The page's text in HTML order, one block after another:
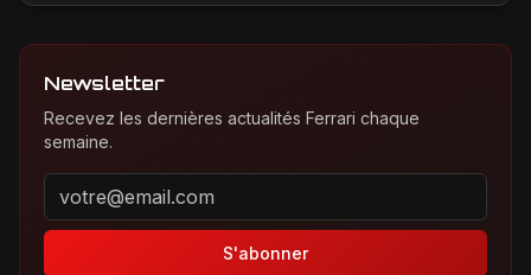
Newsletter
Recevez les dernières actualités Ferrari chaque
semaine.
Adresse email pour la newsletter
S'abonner